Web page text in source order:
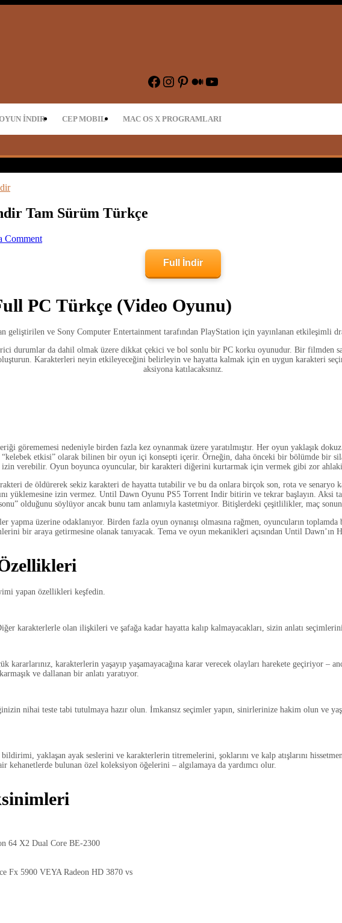
İndir – Oyun İndirFacebook
Instagram
Pinterest
Medium
YouTube
İNDIR CEP MOBIL MAC OS X PROGRAMLARI
Tam Sürüm Türkçe
Comment
Full İndir
PC Türkçe (Video Oyunu)
geliştirilen ve Sony Computer Entertainment tarafından PlayStation için yayınlanan etkileşimli
durumlar da dahil olmak üzere dikkat çekici ve bol sonlu bir PC korku oyunudur. Bir filmden
Karakterleri neyin etkileyeceğini belirleyin ve hayatta kalmak için en uygun karakteri
aksiyona katılacaksınız.
görememesi nedeniyle birden fazla kez oynanmak üzere yaratılmıştır. Her oyun yaklaşık
etkisi” olarak bilinen bir oyun içi konsepti içerir. Örneğin, daha önceki bir bölümde bir
izin verebilir. Oyun boyunca oyuncular, bir karakteri diğerini kurtarmak için vermek gibi zor ahlaki
de öldürerek sekiz karakteri de hayatta tutabilir ve bu da onlara birçok son, rota ve senaryo
yüklemesine izin vermez. Until Dawn Oyunu PS5 Torrent Indir bitirin ve tekrar başlayın. Aksi
olduğunu söylüyor ancak bunu tam anlamıyla kastetmiyor. Bitişlerdeki çeşitlilikler, maç
yapma üzerine odaklanıyor. Birden fazla oyun oynanışı olmasına rağmen, oyuncuların
bir araya getirmesine olanak tanıyacak. Tema ve oyun mekanikleri açısından Until Dawn’ın
yapan özellikleri keşfedin.
karakterlerle olan ilişkileri ve şafağa kadar hayatta kalıp kalmayacakları, sizin anlatı
kararlarınız, karakterlerin yaşayıp yaşamayacağına karar verecek olayları harekete geçiriyor –
ve dallanan bir anlatı yaratıyor.
nihai teste tabi tutulmaya hazır olun. İmkansız seçimler yapın, sinirlerinize hakim olun ve
yaklaşan ayak seslerini ve karakterlerin titremelerini, şoklarını ve kalp atışlarını
kehanetlerde bulunan özel koleksiyon öğelerini – algılamaya da yardımcı olur.
64 X2 Dual Core BE-2300
Fx 5900 VEYA Radeon HD 3870 vs